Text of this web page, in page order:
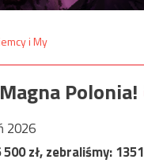
Polonia!
2026
500zł, zebraliśmy:1351